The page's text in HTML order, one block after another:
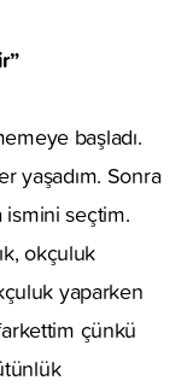
başladı.
yaşadım. Sonra
seçtim.
okçuluk
yaparken
çünkü